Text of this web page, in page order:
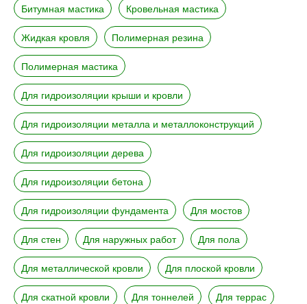
Битумная мастика Кровельная мастика
Жидкая кровля Полимерная резина
Полимерная мастика
Для гидроизоляции крыши и кровли
Для гидроизоляции металла и металлоконструкций
Для гидроизоляции дерева
Для гидроизоляции бетона
Для гидроизоляции фундамента Для мостов
Для стен Для наружных работ Для пола
Для металлической кровли Для плоской кровли
Для скатной кровли Для тоннелей Для террас